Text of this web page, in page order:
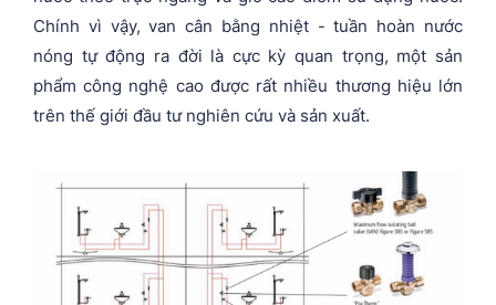
Chính vì vậy, van cân bằng nhiệt - tuần hoàn nước
nóng tự động ra đời là cực kỳ quan trọng, một sản
phẩm công nghệ cao được rất nhiều thương hiệu lớn
trên thế giới đầu tư nghiên cứu và sản xuất.